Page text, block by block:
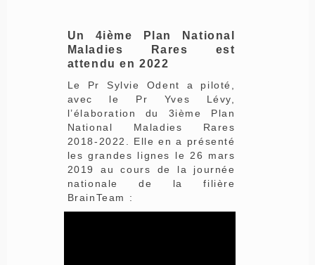
Un 4ième Plan National
Maladies Rares est
attendu en 2022
Le Pr Sylvie Odent a piloté,
avec le Pr Yves Lévy,
l’élaboration du 3ième Plan
National Maladies Rares
2018-2022. Elle en a présenté
les grandes lignes le 26 mars
2019 au cours de la journée
nationale de la filière
BrainTeam :